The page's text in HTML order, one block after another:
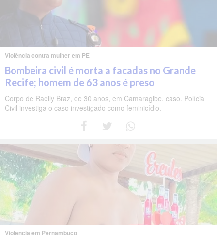
Violência contra mulher em PE
Bombeira civil é morta a facadas no Grande
Recife; homem de 63 anos é preso
Corpo de Raelly Braz, de 30 anos, em Camaragibe. caso. Polícia
Civil investiga o caso investigado como feminicídio.
Violência em Pernambuco